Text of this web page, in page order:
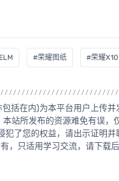
#荣耀图纸 #荣耀X10
括在内)为本平台用户上传
站所发布的资源难免有误
犯了您的权益，请出示证明
，只适用学习交流，请下载